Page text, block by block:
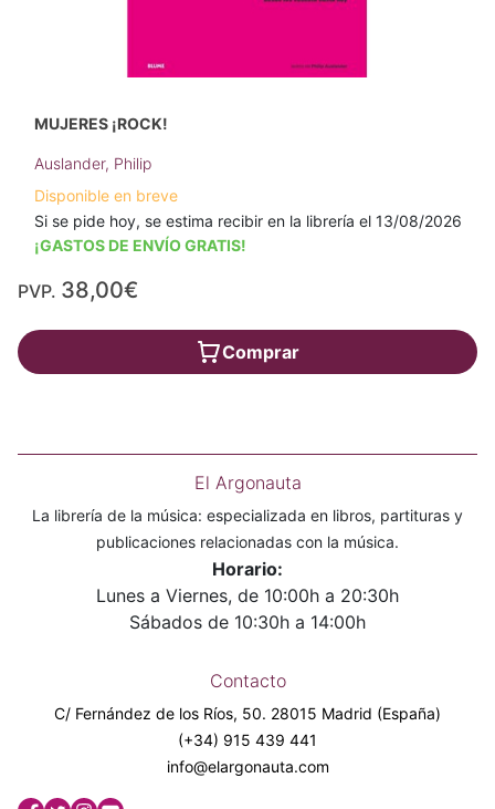
MUJERES ¡ROCK!
Auslander, Philip
Disponible en breve
Si se pide hoy, se estima recibir en la librería el 13/08/2026
¡GASTOS DE ENVÍO GRATIS!
PVP. 38,00€
Comprar
El Argonauta
La librería de la música: especializada en libros, partituras y
publicaciones relacionadas con la música.
Horario:
Lunes a Viernes, de 10:00h a 20:30h
Sábados de 10:30h a 14:00h
Contacto
C/ Fernández de los Ríos, 50. 28015 Madrid (España)
(+34) 915 439 441
info@elargonauta.com